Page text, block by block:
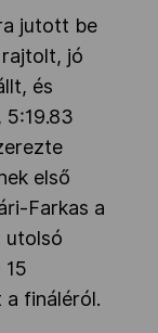
jutott be
jó
és
első
Farkas a
utolsó
a fináléról.